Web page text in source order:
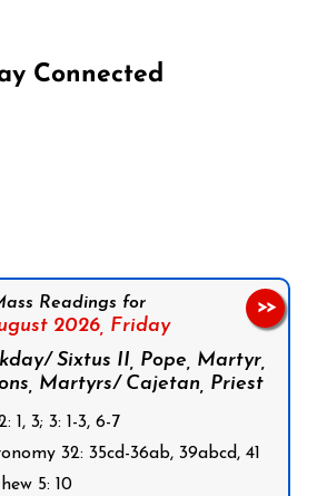
Connected
Readings for
2026, Friday
Sixtus II, Pope, Martyr,
Martyrs/ Cajetan, Priest
1, 3; 3: 1-3, 6-7
32: 35cd-36ab, 39abcd, 41
5: 10
>>